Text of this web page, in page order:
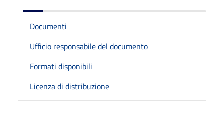
Documenti
Ufficio responsabile del documento
Formati disponibili
Licenza di distribuzione